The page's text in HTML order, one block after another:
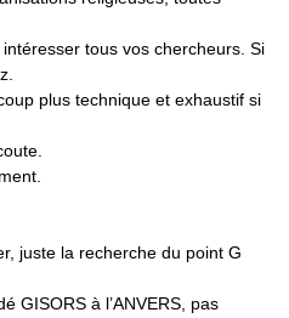
intéresser tous vos chercheurs. Si
plus technique et exhaustif si
juste la recherche du point G
GISORS à l’ANVERS, pas